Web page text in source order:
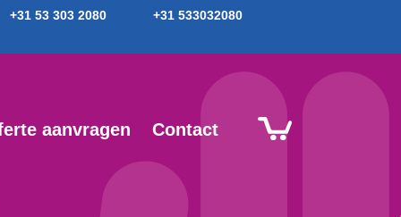
+31 53 303 2080 +31 533032080
aanvragen Contact